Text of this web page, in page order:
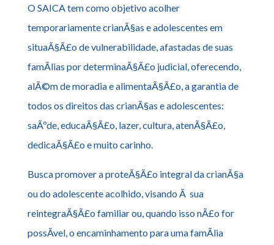
O SAICA tem como objetivo acolher
temporariamente crianÃ§as e adolescentes em
situaÃ§Ã£o de vulnerabilidade, afastadas de suas
famÃ­lias por determinaÃ§Ã£o judicial, oferecendo,
alÃ©m de moradia e alimentaÃ§Ã£o, a garantia de
todos os direitos das crianÃ§as e adolescentes:
saÃºde, educaÃ§Ã£o, lazer, cultura, atenÃ§Ã£o,
dedicaÃ§Ã£o e muito carinho.
Busca promover a proteÃ§Ã£o integral da crianÃ§a
ou do adolescente acolhido, visando Ã sua
reintegraÃ§Ã£o familiar ou, quando isso nÃ£o for
possÃ­vel, o encaminhamento para uma famÃ­lia